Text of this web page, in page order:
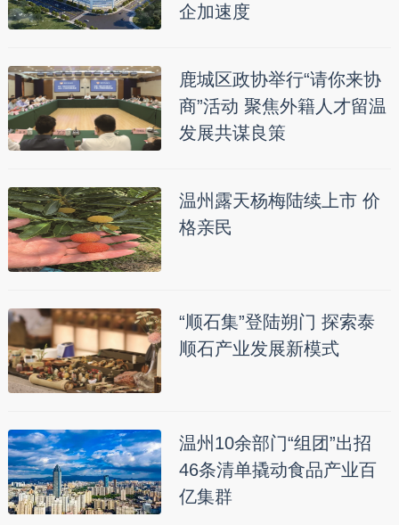
企加速度
鹿城区政协举行“请你来协
商”活动 聚焦外籍人才留温
发展共谋良策
温州露天杨梅陆续上市 价
格亲民
“顺石集”登陆朔门 探索泰
顺石产业发展新模式
温州10余部门“组团”出招
46条清单撬动食品产业百
亿集群